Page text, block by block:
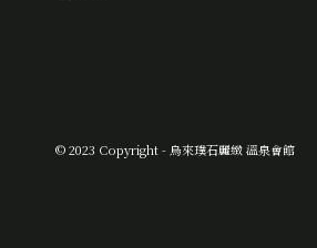
© 2023 Copyright - 烏來璞石麗緻 溫泉會館